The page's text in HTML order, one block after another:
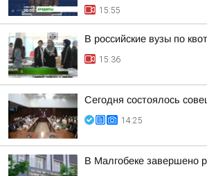
15:55
В российские вузы по
15:36
Сегодня состоялось
14:25
В Малгобеке завершено